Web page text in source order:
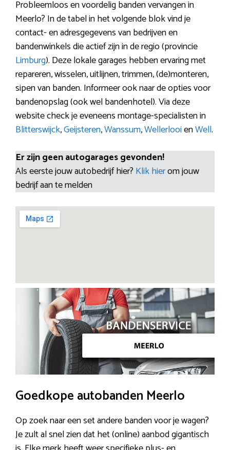
Probleemloos en voordelig banden vervangen in
Meerlo? In de tabel in het volgende blok vind je
contact- en adresgegevens van bedrijven en
bandenwinkels die actief zijn in de regio (provincie
Limburg). Deze lokale garages hebben ervaring met
repareren, wisselen, uitlijnen, trimmen, (de)monteren,
sipen van banden. Informeer ook naar de opties voor
bandenopslag (ook wel bandenhotel). Via deze
website check je eveneens montage-specialisten in
Blitterswijck,Geijsteren,Wanssum,WellerlooienWell.
Er zijn geen autogarages gevonden!
Als eerste jouw autobedrijf hier? Klik hierom jouw
bedrijf aan te melden
Goedkope autobanden Meerlo
Op zoek naar een set andere banden voor je wagen?
Je zult al snel zien dat het (online) aanbod gigantisch